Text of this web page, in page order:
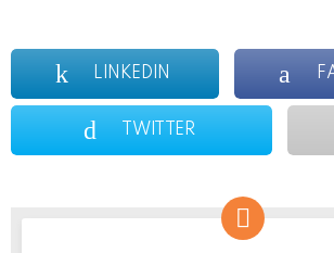
LINKEDIN
TWITTER